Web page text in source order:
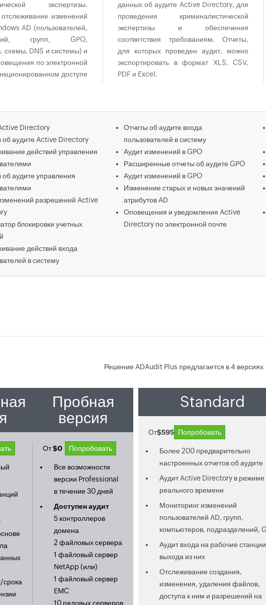
экспертизы.
изменений
AD (пользователей,
групп, GPO,
схемы, DNS и системы) и
по электронной
доступе
данных об аудите Active Directory, для
проведения криминалистической
экспертизы и обеспечения
соответствия требованиям. Отчеты,
для которых проведен аудит, можно
экспортировать в формат XLS, CSV,
PDF и Excel.
Directory
об аудите Active Directory
действий управления
об аудите управления
разрешений Active
блокировки учетных
действий входа
в систему
Отчеты об аудите входа
пользователей в систему
Аудит изменений в GPO
Расширенные отчеты об аудите GPO
Аудит изменений в GPO
Изменение старых и новых значений
атрибутов AD
Оповещения и уведомления Active
Directory по электронной почте
Решение ADAudit Plus предлагается в 4 версиях
срока
Пробная
версия
От$0 Попробовать
Все возможности
версии Professional
в течение 30 дней
Доступен аудит
5 контроллеров
домена
2 файловых сервера
1 файловый сервер
NetApp (или)
1 файловый сервер
EMC
10 рядовых серверов
Standard
От$595 Попробовать
Более 200 предварительно
настроенных отчетов об аудите
Аудит Active Directory в режиме
реального времени
Мониторинг изменений
пользователей AD, групп,
компьютеров, подразделений,
Аудит входа на рабочие
выхода из них
Отслеживание создания,
изменения, удаления файлов,
доступа к ним и разрешений на